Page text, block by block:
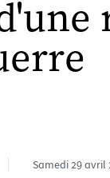
EmailSamedi 29 avril